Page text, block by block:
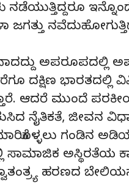
ಅಪರೂಪದಲ್ಲಿ
ದಕ್ಷಿಣ ಭಾರತದಲ್ಲಿ
ಆದರೆ ಮುಂದೆ
ನೈತಿಕತೆ, ಜೀವನ
ಗಂಡಿನ
ಅಸ್ಥಿರತೆಯ
ಹರಣದ